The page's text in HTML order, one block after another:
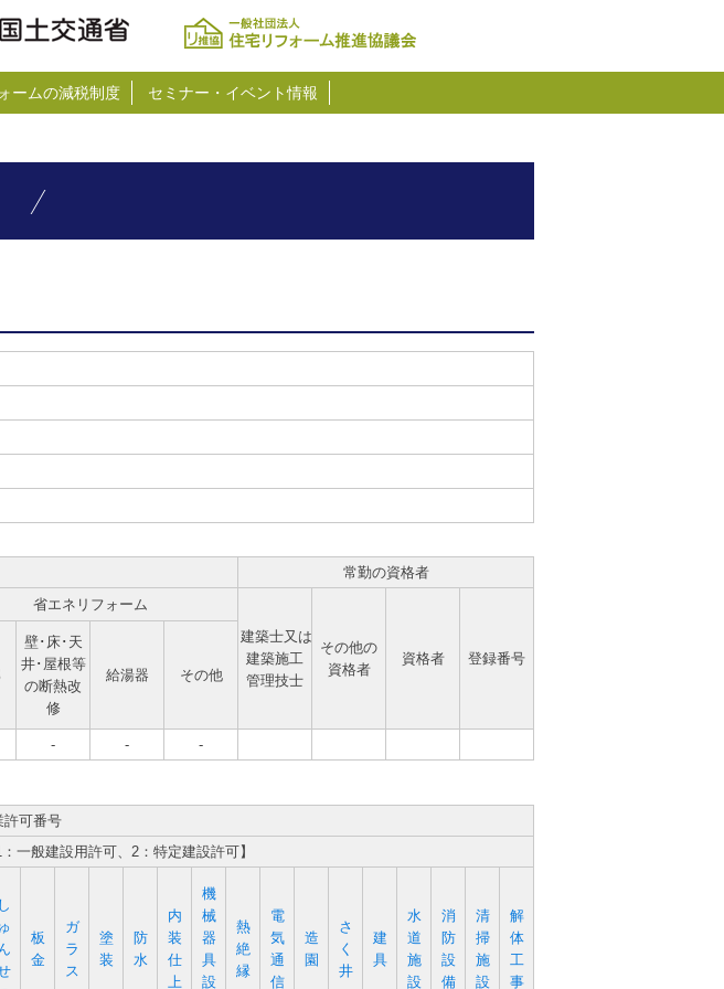
ームの減税制度 セミナー・イベント情報
常勤の資格者
省エネリフォーム
建築士又は
建築施工
管理技士
その他の
資格者
資格者 登録番号
壁･床･天
井･屋根等
の断熱改
修
給湯器 その他
- - -
許可番号
一般建設用許可、2：特定建設許可】
し
ゅ
板
金
ガ
ラ
ス
塗
装
防
水
内
装
仕
上
機
械
器
具
設
熱
絶
縁
電
気
通
信
造
園
さ
く
井
建
具
水
道
施
設
消
防
設
備
清
掃
施
設
解
体
工
事